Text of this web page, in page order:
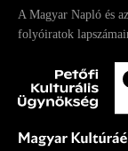
A Magyar Napló és
folyóiratok